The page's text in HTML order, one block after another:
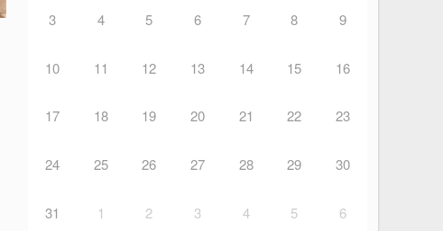
3 4 5 6 7 8 9
10 11 12 13 14 15 16
17 18 19 20 21 22 23
24 25 26 27 28 29 30
31 1 2 3 4 5 6